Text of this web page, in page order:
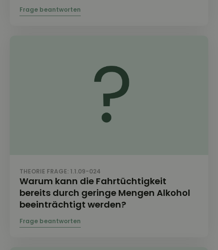
THEORIE FRAGE: 1.1.09-024
Warum kann die Fahrtüchtigkeit
bereits durch geringe Mengen Alkohol
beeinträchtigt werden?